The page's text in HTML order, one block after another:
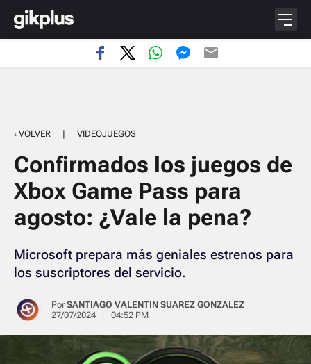
‹ VOLVER | VIDEOJUEGOS
Confirmados los juegos de
Xbox Game Pass para
agosto: ¿Vale la pena?
Microsoft prepara más geniales estrenos para
los suscriptores del servicio.
PorSANTIAGO VALENTIN SUAREZ GONZALEZ
27/07/2024 · 04:52 PM